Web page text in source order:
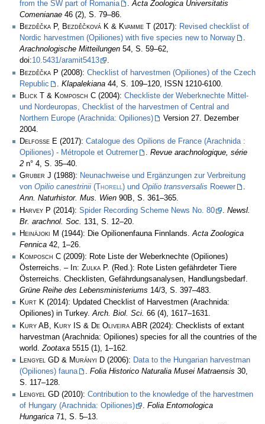
from the SW part of Romania
.Acta Zoologica Universitatis
Comenianae 46 (2), S. 79–86.
Bezděčka P, Bezděčková K & Kvamme T
(2017): Revised checklist of
Nordic harvestmen (Opiliones) with five species new to Norway
.
Arachnologische Mitteilungen 54, S. 59–62,
doi:10.5431/aramit5413
.
Bezděčka P (2008): Checklist of harvestmen (Opiliones) of the Czech
Republic
Klapalekiana 44, S. 109–120, ISSN 1210-6100.
Blick T & Komposch C (2004): Checkliste der Weberknechte Mittel-
und Nordeuropas, Checklist of the harvestmen of Central and
Northern Europe (Arachnida: Opiliones)
Version 27. Dezember
2004.
Delfosse E (2017): Catalogue des Opilions de France (Arachnida :
Opiliones) - Métropole et Outremer
. Revue arachnologique, série
2 n° 4, S. 35–40.
Gruber J (1988): Neunachweise und Ergänzungen zur Verbreitung
von Opilio canestrinii ( Thorell) und Opilio transversalis Roewer
.
Ann. Naturhistor. Mus. Wien 90B, S. 361–365.
Harvey P (2014): Spider Recording Scheme News No. 80
Newsl.
Br. arachnol. Soc.
131, S. 12–20.
Heinäjoki M (1944): Die Opilionenfauna Finnlands.Acta Zoologica
Fennica 42, 1–26.
Komposch C (2009): Rote Liste der Weberknechte (Opiliones)
Österreichs. – In: Zulka P. (Red.): Rote Listen gefährdeter Tiere
Österreichs. Checklisten, Gefährdungsanalysen, Handlungsbedarf.
Grüne Reihe des Lebensministeriums 14/3, S. 397–483.
Kurt K (2014): Updated Checklist of Harvestmen (Arachnida:
Opiliones) in Turkey.Arch. Biol. Sci. 66 (4), 1617–1631.
Kury AB, Kury IS & De Oliveira ABR (2024): Checklists of extant
harvestman (Arachnida: Opiliones) species for all the countries of the
world. Zootaxa 5515 (1), 1–162.
Lengyel GD & Murányi D (2006): Data to the Hungarian harvestman
(Opiliones) fauna
. Folia Historico Naturalia Musei Matraensis 30,
S. 117–128.
Lengyel GD (2010): Contribution to the knowledge of the harvestmen
of Hungary (Arachnida: Opiliones)
. Folia Entomologica
Hungarica 71, S. 5–13.